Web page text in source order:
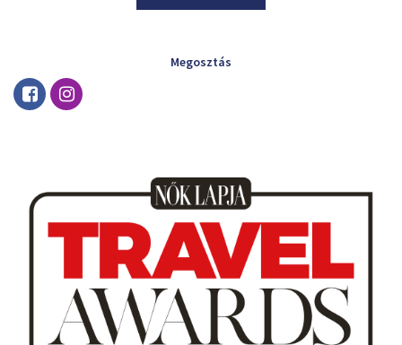
Megosztás